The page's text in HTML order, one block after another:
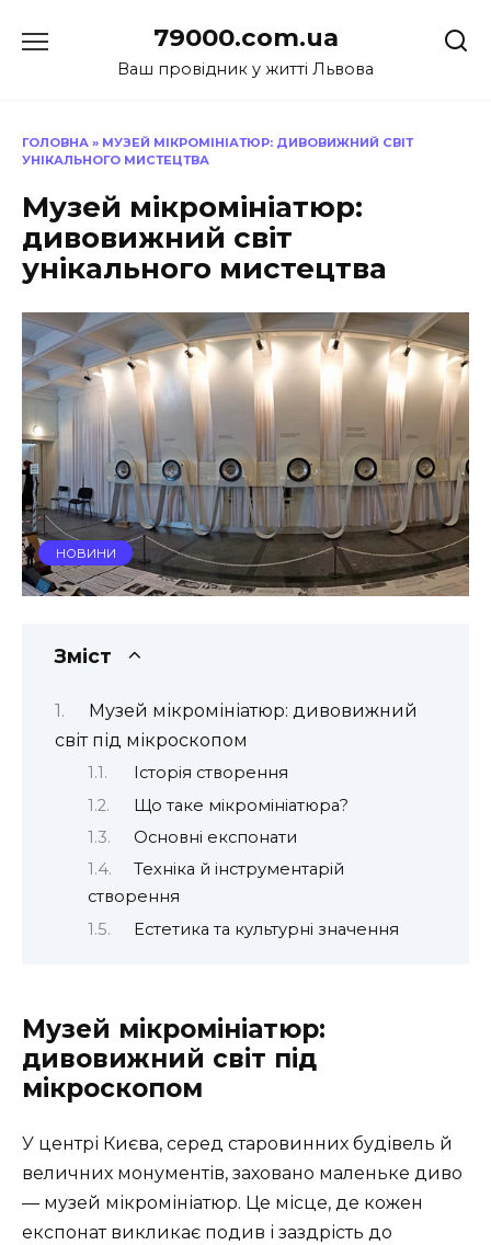
до
79000.com.ua
Ваш провідник у житті Львова
ГОЛОВНА » МУЗЕЙ МІКРОМІНІАТЮР: ДИВОВИЖНИЙ СВІТ
УНІКАЛЬНОГО МИСТЕЦТВА
Музей мікромініатюр:
дивовижний світ
унікального мистецтва
НОВИНИ
Зміст
Музей мікромініатюр: дивовижний
світ під мікроскопом
Історія створення
Що таке мікромініатюра?
Основні експонати
Техніка й інструментарій
створення
Естетика та культурні значення
Музей мікромініатюр:
дивовижний світ під
мікроскопом
У центрі Києва, серед старовинних будівель й
величних монументів, заховано маленьке диво
— музей мікромініатюр. Це місце, де кожен
експонат викликає подив і заздрість до